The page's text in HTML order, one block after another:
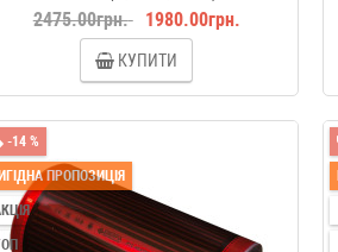
2475.00грн. 1980.00грн.
КУПИТИ
-14 %
ПРОПОЗИЦІЯ